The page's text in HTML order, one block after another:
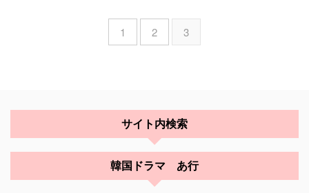
1 2 3
サイト内検索
韓国ドラマ あ行